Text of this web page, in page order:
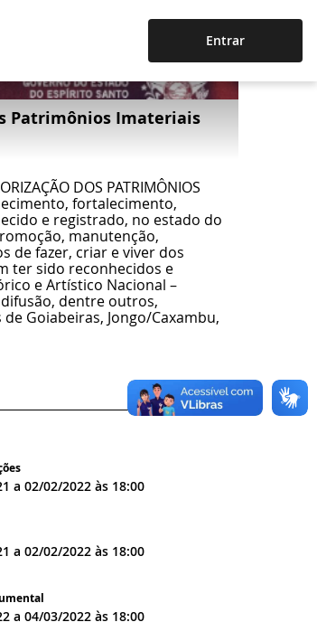
Entrar
Patrimônios Imateriais
DOS PATRIMÔNIOS
fortalecimento,
e registrado, no estado do
manutenção,
de fazer, criar e viver dos
ter sido reconhecidos e
e Artístico Nacional –
dentre outros,
Goiabeiras, Jongo/Caxambu,
a02/02/2022 às 18:00
a02/02/2022 às 18:00
a04/03/2022 às 18:00